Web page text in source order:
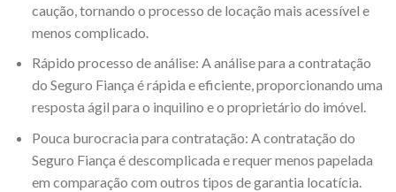
caução, tornando o processo de locação mais acessível e
menos complicado.
Rápido processo de análise: A análise para a contratação
do Seguro Fiança é rápida e eficiente, proporcionando uma
resposta ágil para o inquilino e o proprietário do imóvel.
Pouca burocracia para contratação: A contratação do
Seguro Fiança é descomplicada e requer menos papelada
em comparação com outros tipos de garantia locatícia.